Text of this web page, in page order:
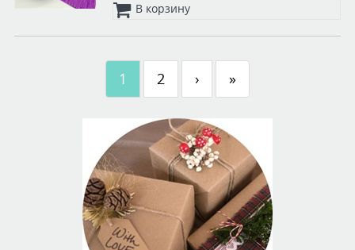
В корзину
1 2 › »